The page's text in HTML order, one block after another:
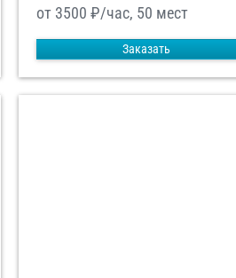
от 3500 ₽/час, 50 мест
Заказать